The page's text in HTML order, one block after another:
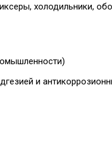
холодильники,
и